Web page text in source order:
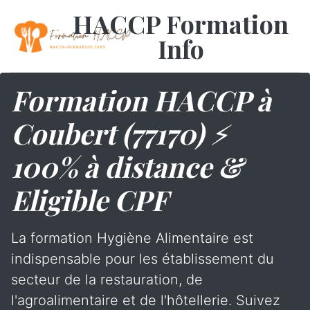
HACCP Formation
Info
Formation HACCP à
Coubert (77170) ⚡
100% à distance &
Eligible CPF
La formation Hygiène Alimentaire est
indispensable pour les établissement du
secteur de la restauration, de
l'agroalimentaire et de l'hôtellerie. Suivez